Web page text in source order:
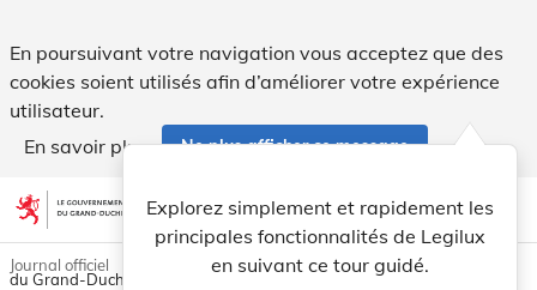
En poursuivant votre navigation vous acceptez que des
cookies soient utilisés afin d’améliorer votre expérience
utilisateur.
En savoir plus
Ne plus afficher ce message
Aller au contenu account_circle help Aide
Explorez simplement et rapidement les
principales fonctionnalités de Legilux
en suivant ce tour guidé.
light_mode dark_mode
Journal officiel
du Grand-Duché de Luxembourg